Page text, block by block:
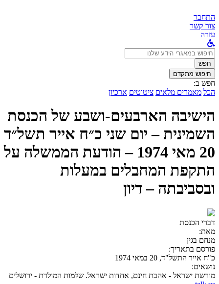
התחבר
צור קשר
עזרה
לחפש
ב:חפש
חיפוש מתקדם
חפש ב:
הכל מאמרים מלאים ציטוטים ארכיון
הישיבה הארבעים-ושבע של הכנסת
השמינית – יום שני כ״ח אייר תשל״ד
20 מאי 1974 – הודעת הממשלה על
התקפת המחבלים במעלות
ובסביבתה – דיון
דברי הכנסת
מאת:
מנחם בגין
פורסם בתאריך:
כ"ח אייר התשל"ד, 20 במאי 1974
נושאים:
מורשת ישראל - אהבת חינם, אחדות ישראל. שלמות המולדת - ירושלים